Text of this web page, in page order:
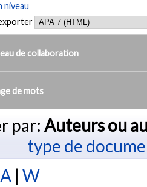
niveau
de collaboration
de mots
par: Auteurs ou
type de
A | W